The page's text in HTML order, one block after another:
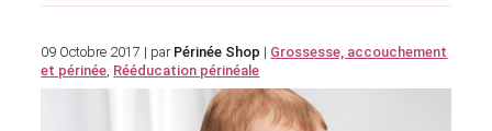
09 Octobre 2017 | par Périnée Shop | Grossesse, accouchement
et périnée Rééducation périnéale